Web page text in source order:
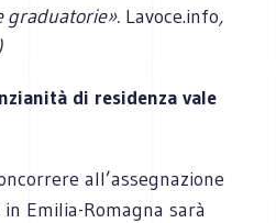
graduatorie». Lavoce.info,
di residenza vale
all’assegnazione
Emilia-Romagna sarà